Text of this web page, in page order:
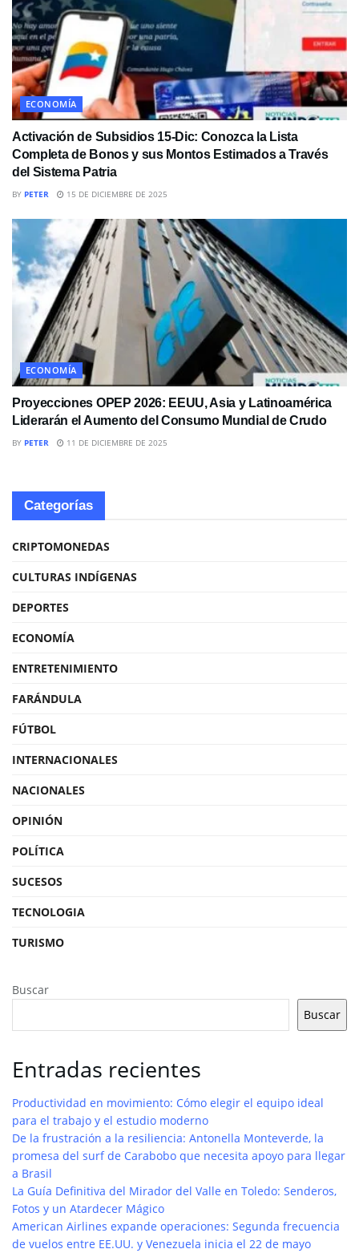
ECONOMÍA
Activación de Subsidios 15-Dic: Conozca la Lista
Completa de Bonos y sus Montos Estimados a Través
del Sistema Patria
BY PETER 15 DE DICIEMBRE DE 2025
ECONOMÍA
Proyecciones OPEP 2026: EEUU, Asia y Latinoamérica
Liderarán el Aumento del Consumo Mundial de Crudo
BY PETER 11 DE DICIEMBRE DE 2025
Categorías
CRIPTOMONEDAS
CULTURAS INDÍGENAS
DEPORTES
ECONOMÍA
ENTRETENIMIENTO
FARÁNDULA
FÚTBOL
INTERNACIONALES
NACIONALES
OPINIÓN
POLÍTICA
SUCESOS
TECNOLOGIA
TURISMO
Buscar
Buscar
Entradas recientes
Productividad en movimiento: Cómo elegir el equipo ideal
para el trabajo y el estudio moderno
De la frustración a la resiliencia: Antonella Monteverde, la
promesa del surf de Carabobo que necesita apoyo para llegar
a Brasil
La Guía Definitiva del Mirador del Valle en Toledo: Senderos,
Fotos y un Atardecer Mágico
American Airlines expande operaciones: Segunda frecuencia
de vuelos entre EE.UU. y Venezuela inicia el 22 de mayo